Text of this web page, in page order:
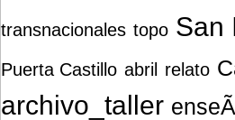
transnacionales topo San
Puerta Castillo abril relato
archivo_taller